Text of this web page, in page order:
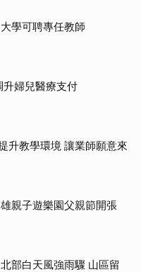
學可聘專任教師
婦兒醫療支付
升教學環境 讓業師願意來
親子遊樂園父親節開張
部白天風強雨驟 山區留